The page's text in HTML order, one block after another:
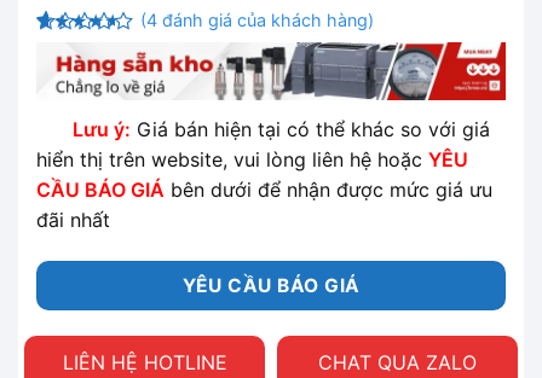
trên 5
dựa trên
đánh giá
(4đánh giá của khách hàng)
Lưu ý: Giá bán hiện tại có thể khác so với giá
hiển thị trên website, vui lòng liên hệ hoặc YÊU
CẦU BÁO GIÁ bên dưới để nhận được mức giá ưu
đãi nhất
YÊU CẦU BÁO GIÁ
LIÊN HỆ HOTLINE
CHAT QUA ZALO